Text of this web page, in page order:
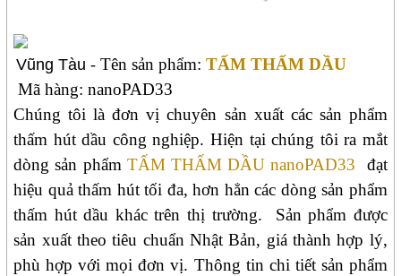
Vũng Tàu -Tên sản phẩm:TẤM THẤM DẦU
Mã hàng:nanoPAD33
Chúng tôi là đơn vị chuyên sản xuất các sản phẩm
thấm hút dầu công nghiệp. Hiện tại chúng tôi ra mắt
dòng sản phẩm TẤM THẤM DẦU nanoPAD33
đạt
hiệu quả thấm hút tối đa, hơn hẳn các dòng sản phẩm
thấm hút dầu khác trên thị trường.
Sản phẩm được
sản xuất theo tiêu chuẩn Nhật Bản, giá thành hợp lý,
phù hợp với mọi đơn vị. Thông tin chi tiết sản phẩm